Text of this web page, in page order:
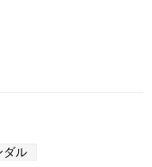
ダル